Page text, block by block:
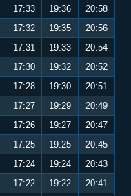
17:33 19:36
20:58
17:32 19:35
20:56
17:31 19:33
20:54
17:30 19:32
20:52
17:28 19:30
20:51
17:27 19:29
20:49
17:26 19:27
20:47
17:25 19:25
20:45
17:24 19:24
20:43
17:22 19:22
20:41